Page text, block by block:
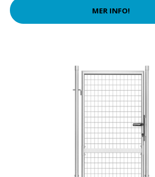
MER INFO!